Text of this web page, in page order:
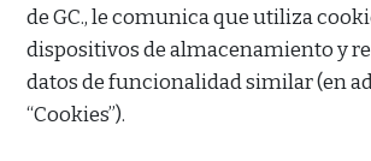
de GC., le comunica que utiliza
dispositivos de almacenamiento y
datos de funcionalidad similar (en
“Cookies”).